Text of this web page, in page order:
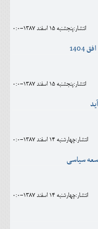
انتشار:پنجشنبه 15 اسفند 1387-0:0
انتشار:پنجشنبه 15 اسفند 1387-0:0
انتشار:چهارشنبه 14 اسفند 1387-0:0
سیاسی
انتشار:چهارشنبه 14 اسفند 1387-0:0